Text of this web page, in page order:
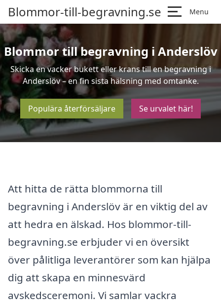
Blommor-till-begravning.se Menu
Blommor till begravning i Anderslöv
Skicka en vacker bukett eller krans till en begravning i
Anderslöv – en fin sista hälsning med omtanke.
Populära återförsäljare Se urvalet här!
Att hitta de rätta blommorna till
begravning i Anderslöv är en viktig del av
att hedra en älskad. Hos blommor-till-
begravning.se erbjuder vi en översikt
över pålitliga leverantörer som kan hjälpa
dig att skapa en minnesvärd
avskedsceremoni. Vi samlar vackra